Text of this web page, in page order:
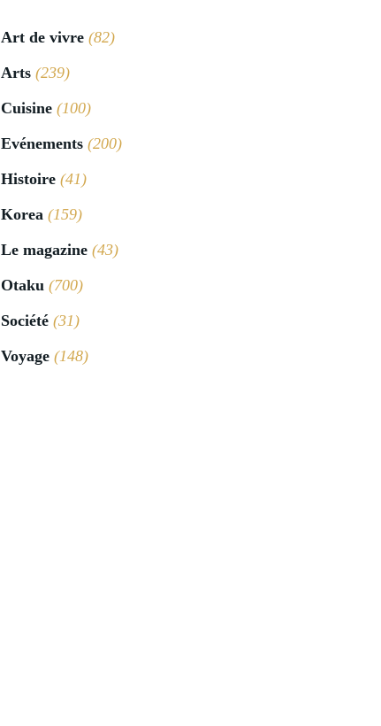
Art de vivre (82)
Arts (239)
Cuisine (100)
Evénements (200)
Histoire (41)
Korea (159)
Le magazine (43)
Otaku (700)
Société (31)
Voyage (148)